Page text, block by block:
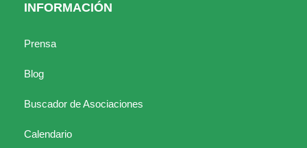
INFORMACIÓN
Prensa
Blog
Buscador de Asociaciones
Calendario